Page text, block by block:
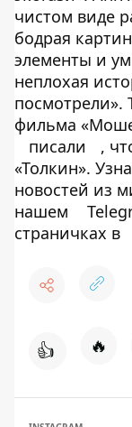
чистом виде
бодрая
элементы и
неплохая
посмотрели».
фильма
писали
,
«Толкин».
новостей из
нашем
страничках в
👍 🔥